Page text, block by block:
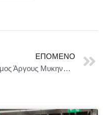
ΕΠΌΜΕΝΟ
Δήμος Άργους Μυκηνών : Η κοπή της πρωτοχρονιάτικης πίτας του Δημοτικού Θεάτρου Άργους και της Δημοτικής Φιλαρμονικής